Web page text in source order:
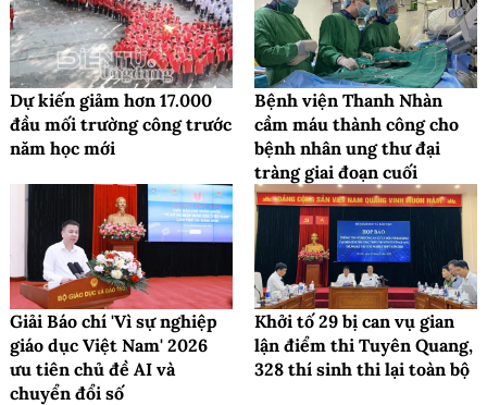
Dự kiến giảm hơn 17.000
đầu mối trường công trước
năm học mới
Bệnh viện Thanh Nhàn
cầm máu thành công cho
bệnh nhân ung thư đại
tràng giai đoạn cuối
Giải Báo chí 'Vì sự nghiệp
giáo dục Việt Nam' 2026
ưu tiên chủ đề AI và
chuyển đổi số
Khởi tố 29 bị can vụ gian
lận điểm thi Tuyên Quang,
328 thí sinh thi lại toàn bộ